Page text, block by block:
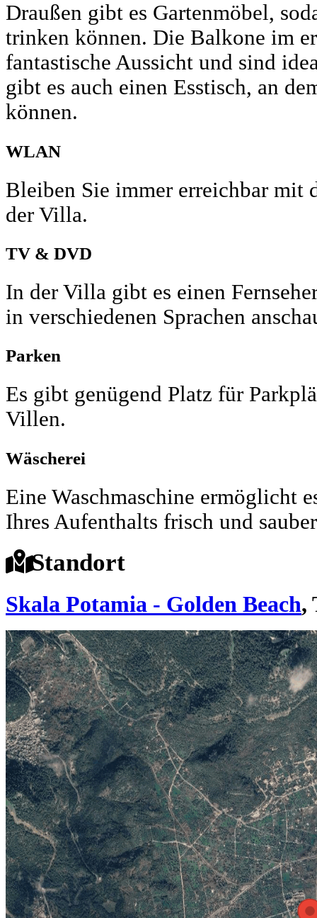
Draußen gibt es Gartenmöbel,
trinken können. Die Balkone im
fantastische Aussicht und sind
gibt es auch einen Esstisch, an
können.
WLAN
Bleiben Sie immer erreichbar mit
der Villa.
TV & DVD
In der Villa gibt es einen
in verschiedenen Sprachen
Parken
Es gibt genügend Platz für
Villen.
Wäscherei
Eine Waschmaschine ermöglicht
Ihres Aufenthalts frisch und
Standort
Skala Potamia - Golden Beach,